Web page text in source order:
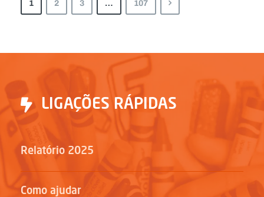
1 2 3 … 107
LIGAÇÕES RÁPIDAS
Relatório 2025
Como ajudar